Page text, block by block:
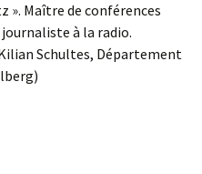
». Maître de conférences
à la radio.
Schultes, Département